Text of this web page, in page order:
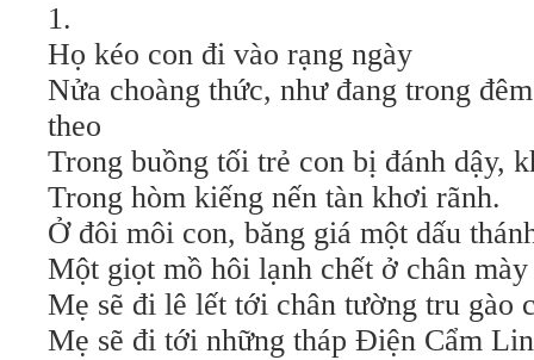
1.
Họ kéo con đi vào rạng ngày
Nửa choàng thức, như đang trong
theo
Trong buồng tối trẻ con bị đánh dậy,
Trong hòm kiếng nến tàn khơi rãnh.
Ở đôi môi con, băng giá một dấu
Một giọt mồ hôi lạnh chết ở chân mày
Mẹ sẽ đi lê lết tới chân tường tru gào
Mẹ sẽ đi tới những tháp Điện Cẩm